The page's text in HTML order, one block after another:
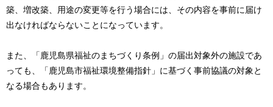
築、増改築、用途の変更等を行う場合には、その内容を事前に届け
出なければならないことになっています。
また、「鹿児島県福祉のまちづくり条例」の届出対象外の施設であ
っても、「鹿児島市福祉環境整備指針」に基づく事前協議の対象と
なる場合もあります。